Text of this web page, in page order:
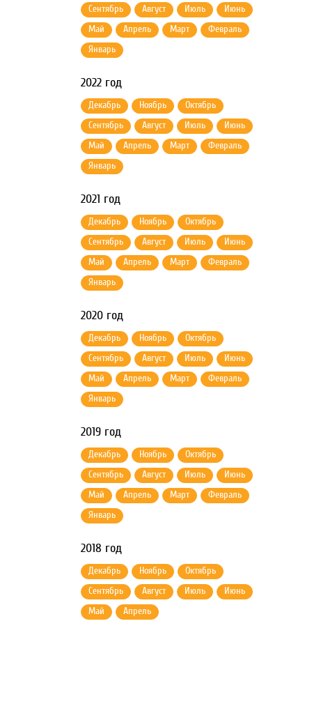
Сентябрь
Август Июль
Июнь
Май
Апрель Март
Февраль
Январь
2022 год
Декабрь Ноябрь
Октябрь
Сентябрь
Август Июль
Июнь
Май
Апрель Март
Февраль
Январь
2021 год
Декабрь Ноябрь
Октябрь
Сентябрь
Август Июль
Июнь
Май
Апрель Март
Февраль
Январь
2020 год
Декабрь Ноябрь
Октябрь
Сентябрь
Август Июль
Июнь
Май
Апрель Март
Февраль
Январь
2019 год
Декабрь Ноябрь
Октябрь
Сентябрь
Август Июль
Июнь
Май
Апрель Март
Февраль
Январь
2018 год
Декабрь Ноябрь
Октябрь
Сентябрь
Август Июль
Июнь
Май
Апрель